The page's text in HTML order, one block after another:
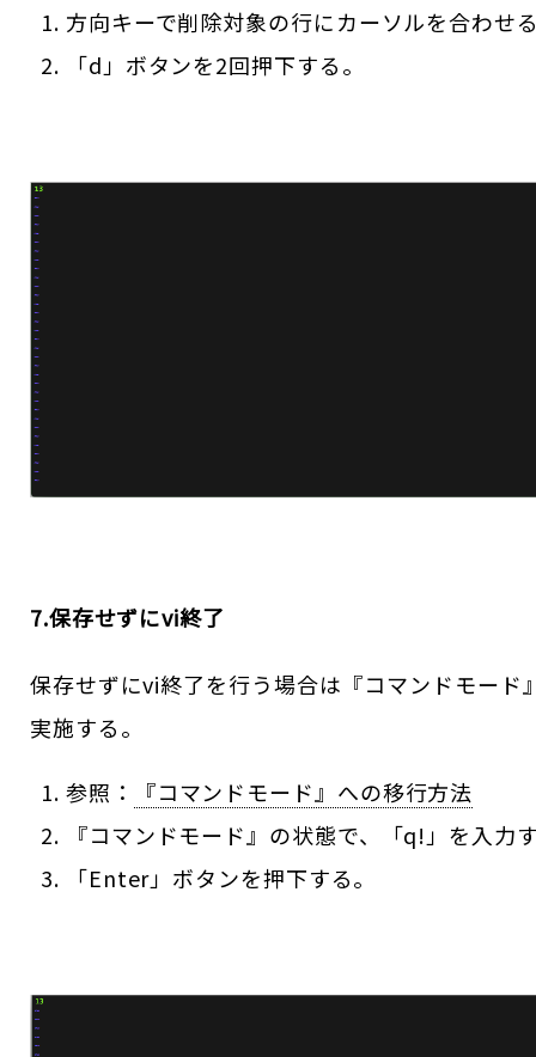
方向キーで削除対象の行にカーソルを合わせ
「d」ボタンを2回押下する。
7.保存せずにvi終了
保存せずにvi終了を行う場合は『コマンドモード
実施する。
参照：
『コマンドモード』への移行方法
『コマンドモード』の状態で、「q!」を入力
「Enter」ボタンを押下する。